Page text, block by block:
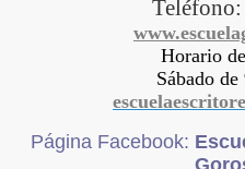
Horario
Sábado
Página Facebook: